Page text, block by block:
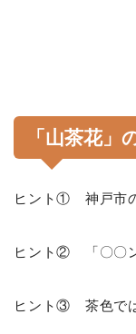
「山茶花」
ヒント① 神戸市
ヒント② 「〇〇
ヒント③ 茶色では